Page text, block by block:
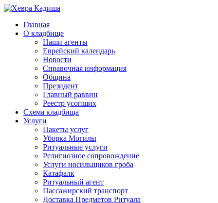
Главная
О кладбище
Наши агенты
Еврейский календарь
Новости
Справочная информация
Община
Президент
Главный раввин
Реестр усопших
Схема кладбища
Услуги
Пакеты услуг
Уборка Могилы
Ритуальные услуги
Религиозное сопровождение
Услуги носильщиков гроба
Катафалк
Ритуальный агент
Пассажирский транспорт
Доставка Предметов Ритуала